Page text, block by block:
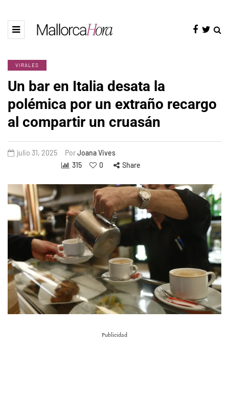
VIRALES
Un bar en Italia desata la
polémica por un extraño recargo
al compartir un cruasán
julio 31, 2025 PorJoana Vives
315
0 Share
Publicidad